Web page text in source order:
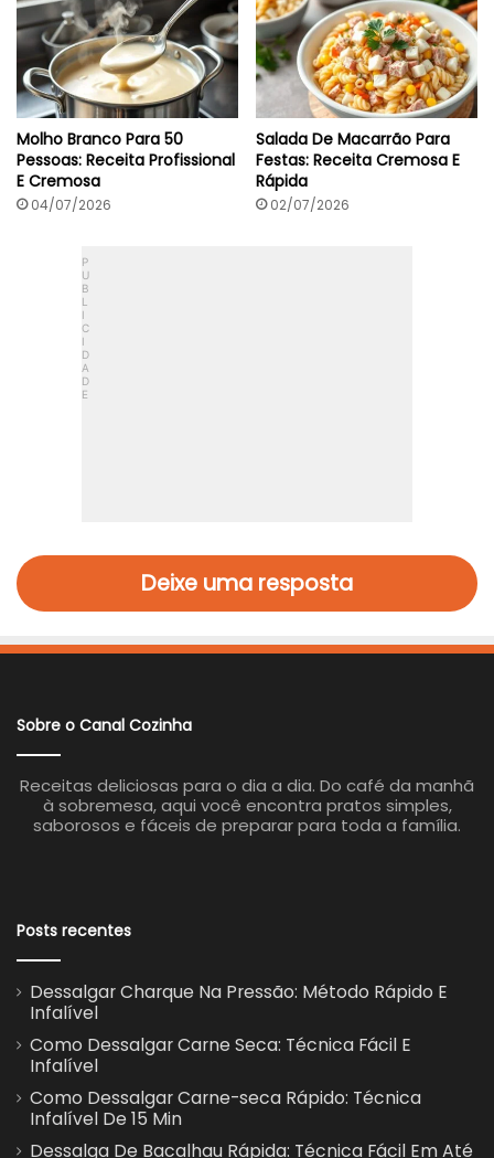
Molho Branco Para 50
Pessoas: Receita Profissional
E Cremosa
04/07/2026
Salada De Macarrão Para
Festas: Receita Cremosa E
Rápida
02/07/2026
Deixe uma resposta
Sobre o Canal Cozinha
Receitas deliciosas para o dia a dia. Do café da manhã
à sobremesa, aqui você encontra pratos simples,
saborosos e fáceis de preparar para toda a família.
Posts recentes
Dessalgar Charque Na Pressão: Método Rápido E
Infalível
Como Dessalgar Carne Seca: Técnica Fácil E
Infalível
Como Dessalgar Carne-seca Rápido: Técnica
Infalível De 15 Min
Dessalga De Bacalhau Rápida: Técnica Fácil Em Até